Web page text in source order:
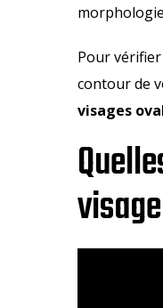
Pour
contour de
visages